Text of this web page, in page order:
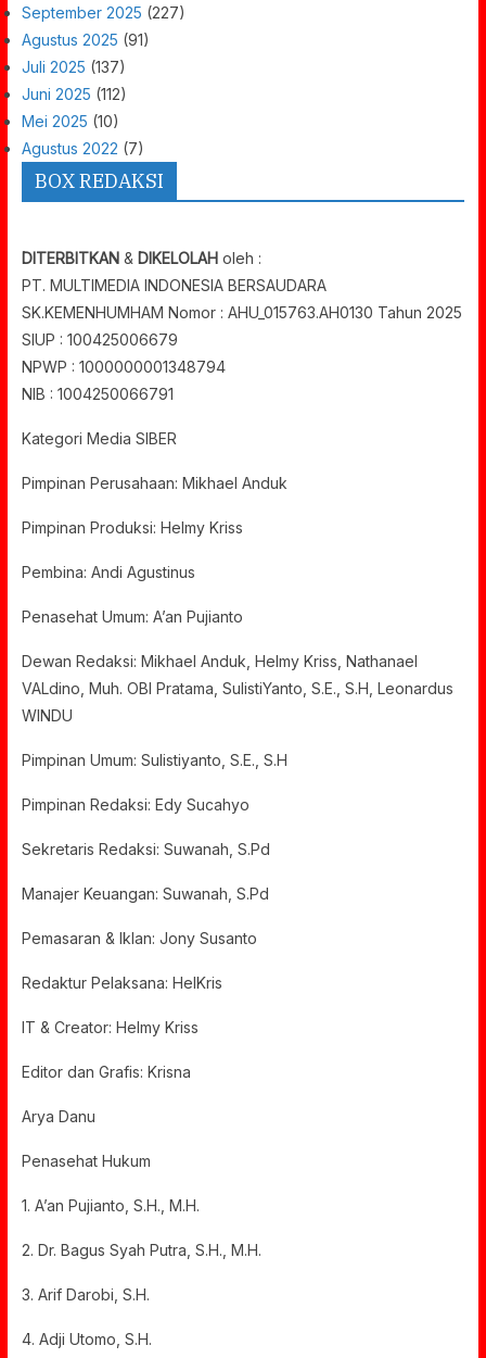
September 2025 (227)
Agustus 2025 (91)
Juli 2025 (137)
Juni 2025 (112)
Mei 2025 (10)
Agustus 2022 (7)
BOX REDAKSI
DITERBITKAN& DIKELOLAHoleh :
PT. MULTIMEDIA INDONESIA BERSAUDARA
SK.KEMENHUMHAM Nomor : AHU_015763.AH0130 Tahun 2025
SIUP : 100425006679
NPWP : 1000000001348794
NIB : 1004250066791
Kategori Media SIBER
Pimpinan Perusahaan: Mikhael Anduk
Pimpinan Produksi: Helmy Kriss
Pembina: Andi Agustinus
Penasehat Umum: A’an Pujianto
Dewan Redaksi: Mikhael Anduk, Helmy Kriss, Nathanael
VALdino, Muh. OBI Pratama, SulistiYanto, S.E., S.H, Leonardus
WINDU
Pimpinan Umum: Sulistiyanto, S.E., S.H
Pimpinan Redaksi: Edy Sucahyo
Sekretaris Redaksi: Suwanah, S.Pd
Manajer Keuangan: Suwanah, S.Pd
Pemasaran & Iklan: Jony Susanto
Redaktur Pelaksana: HelKris
IT & Creator: Helmy Kriss
Editor dan Grafis: Krisna
Arya Danu
Penasehat Hukum
1. A’an Pujianto, S.H., M.H.
2. Dr. Bagus Syah Putra, S.H., M.H.
3. Arif Darobi, S.H.
4. Adji Utomo, S.H.